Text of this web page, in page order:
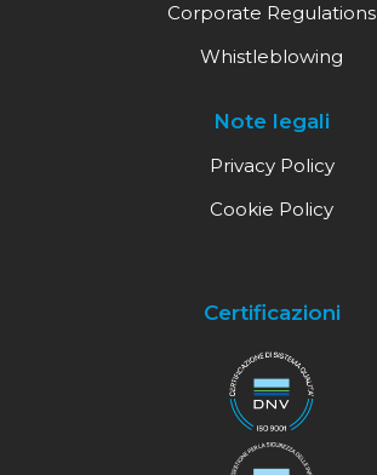
Corporate Regulations
Whistleblowing
Note legali
Privacy Policy
Cookie Policy
Certificazioni